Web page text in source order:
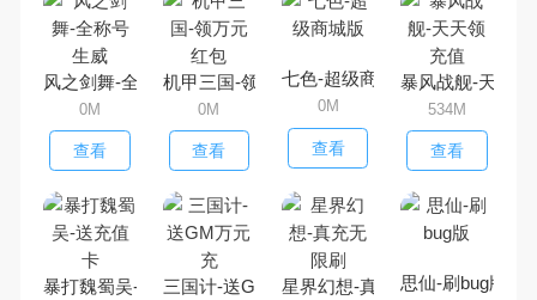
风之剑舞-全称号生威
0M
查看
机甲三国-领万元红包
0M
查看
七色-超级商城版
0M
查看
暴风战舰-天天领
534M
查看
暴打魏蜀吴-送充值卡三国计-送GM万元充星界幻想-真充无限刷思仙-刷bug版